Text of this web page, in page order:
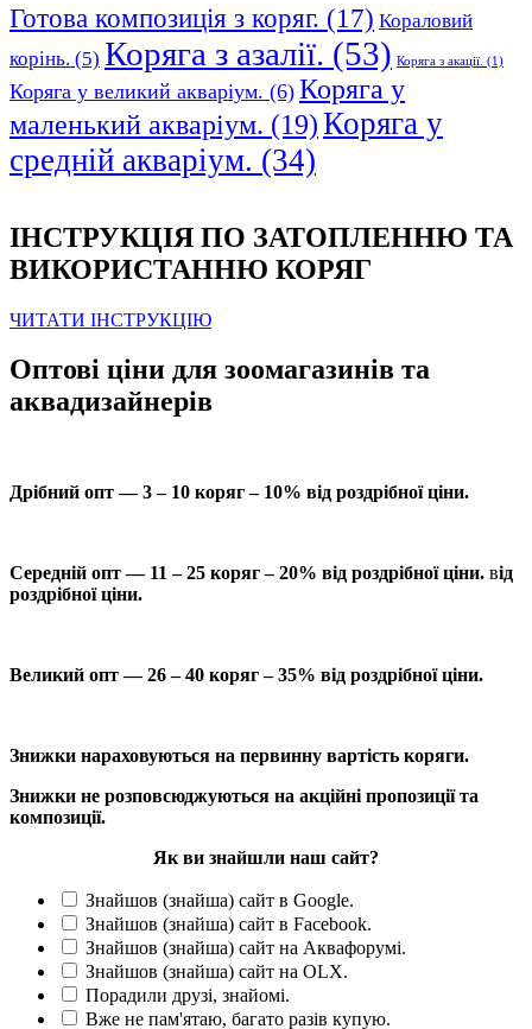
Готова композиція з коряг. (17) Кораловий
корінь. (5) Коряга з азалії. (53) Коряга з акації. (1)
Коряга у великий акваріум. (6) Коряга у
маленький акваріум. (19)Коряга у
средній акваріум. (34)
ІНСТРУКЦІЯ ПО ЗАТОПЛЕННЮ ТА
ВИКОРИСТАННЮ КОРЯГ
ЧИТАТИ ІНСТРУКЦІЮ
Оптові ціни для зоомагазинів та
аквадизайнерів
Дрібний опт — 3 – 10 коряг – 10% від роздрібної ціни.
Середній опт — 11 – 25 коряг – 20% від роздрібної ціни. від
роздрібної ціни.
Великий опт — 26 – 40 коряг – 35% від роздрібної ціни.
Знижки нараховуються на первинну вартість коряги.
Знижки не розповсюджуються на акційні пропозиції та
композиції.
Як ви знайшли наш сайт?
Знайшов (знайша) сайт в Google.
Знайшов (знайша) сайт в Facebook.
Знайшов (знайша) сайт на Аквафорумі.
Знайшов (знайша) сайт на OLX.
Порадили друзі, знайомі.
Вже не пам'ятаю, багато разів купую.